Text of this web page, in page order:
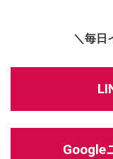
＼毎日
Google